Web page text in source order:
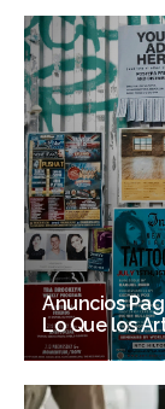
Anuncios
Lo Que los